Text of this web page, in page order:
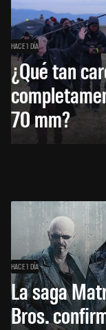
HACE 1 DÍA
¿Qué tan
70 mm?
HACE 1 DÍA
La saga
Bros.